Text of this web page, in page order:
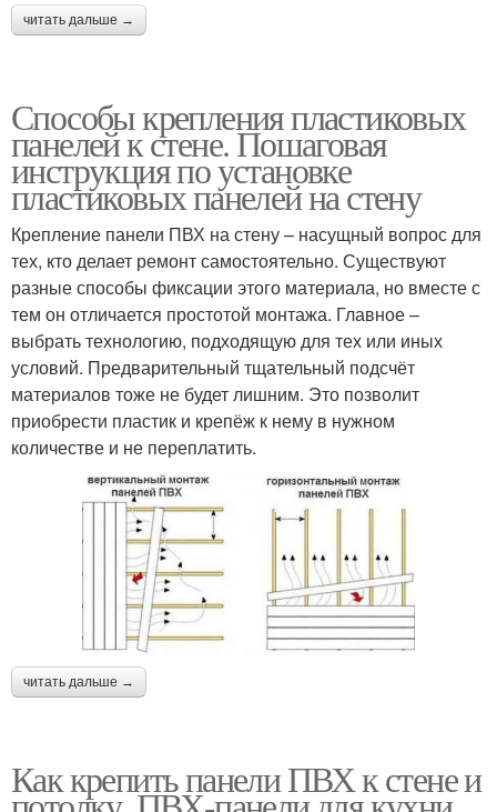
читать дальше →
Способы крепления пластиковых
панелей к стене. Пошаговая
инструкция по установке
пластиковых панелей на стену
Крепление панели ПВХ на стену – насущный вопрос для
тех, кто делает ремонт самостоятельно. Существуют
разные способы фиксации этого материала, но вместе с
тем он отличается простотой монтажа. Главное –
выбрать технологию, подходящую для тех или иных
условий. Предварительный тщательный подсчёт
материалов тоже не будет лишним. Это позволит
приобрести пластик и крепёж к нему в нужном
количестве и не переплатить.
читать дальше →
Как крепить панели ПВХ к стене и